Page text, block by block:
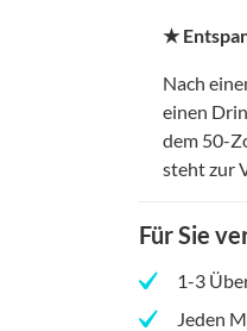
★
Nach
einen
dem 50-
steht zur
Für Sie
1-3
Jeden